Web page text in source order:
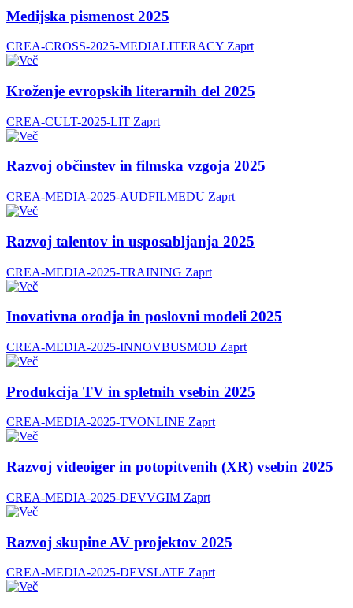
Medijska pismenost 2025
CREA-CROSS-2025-MEDIALITERACY Zaprt
Kroženje evropskih literarnih del 2025
CREA-CULT-2025-LIT Zaprt
Razvoj občinstev in filmska vzgoja 2025
CREA-MEDIA-2025-AUDFILMEDU Zaprt
Razvoj talentov in usposabljanja 2025
CREA-MEDIA-2025-TRAINING Zaprt
Inovativna orodja in poslovni modeli 2025
CREA-MEDIA-2025-INNOVBUSMOD Zaprt
Produkcija TV in spletnih vsebin 2025
CREA-MEDIA-2025-TVONLINE Zaprt
Razvoj videoiger in potopitvenih (XR) vsebin 2025
CREA-MEDIA-2025-DEVVGIM Zaprt
Razvoj skupine AV projektov 2025
CREA-MEDIA-2025-DEVSLATE Zaprt